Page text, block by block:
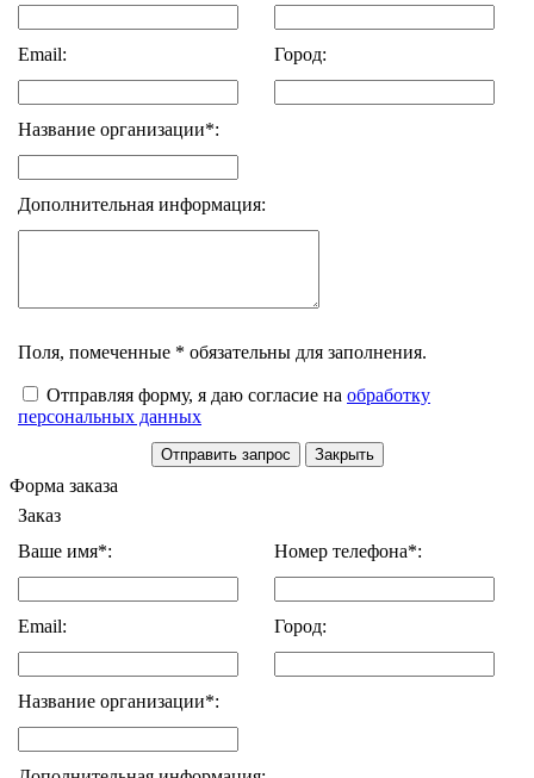
Email: Город:
Название организации*:
Дополнительная информация:
Поля, помеченные * обязательны для заполнения.
Отправляя форму, я даю согласие на обработку
персональных данных
Форма заказа
Заказ
Ваше имя*:
Номер телефона*:
Email: Город:
Название организации*: